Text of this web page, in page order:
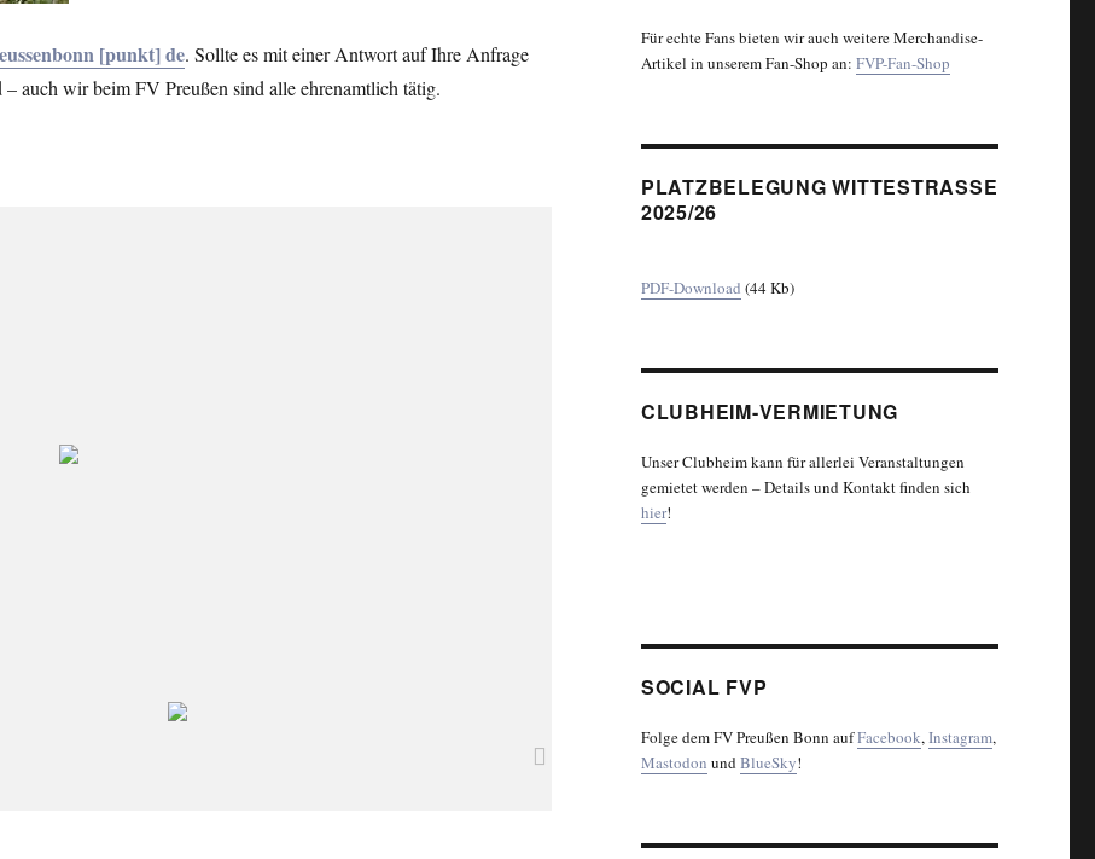
[punkt] de. Sollte es mit einer Antwort auf Ihre Anfrage
auch wir beim FV Preußen sind alle ehrenamtlich tätig.
Für echte Fans bieten wir auch weitere Merchandise-
Artikel in unserem Fan-Shop an: FVP-Fan-Shop
PLATZBELEGUNG WITTESTRASSE 2
025/26
PDF-Download (44 Kb)
CLUBHEIM-VERMIETUNG
Unser Clubheim kann für allerlei Veranstaltungen
gemietet werden – Details und Kontakt finden sich
hier!
SOCIAL FVP
Folge dem FV Preußen Bonn aufFacebook,Instagram,
Mastodon undBlueSky!